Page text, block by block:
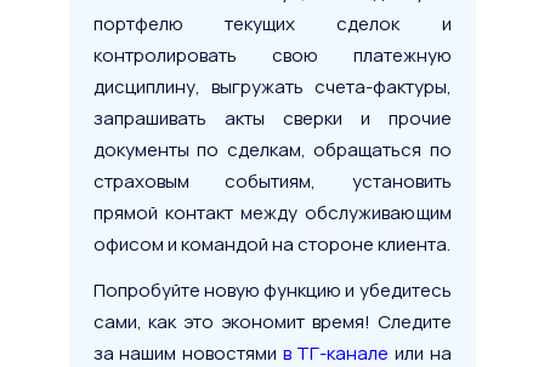
портфелю текущих сделок и
контролировать свою платежную
дисциплину, выгружать счета-фактуры,
запрашивать акты сверки и прочие
документы по сделкам, обращаться по
страховым событиям, установить
прямой контакт между обслуживающим
офисом и командой на стороне клиента.
Попробуйте новую функцию и убедитесь
сами, как это экономит время! Следите
за нашим новостями в ТГ-канале или на
сделки
лизинга *
Тип имущества